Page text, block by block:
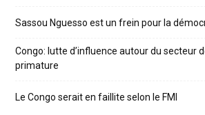
Sassou Nguesso est un frein pour la
Congo: lutte d’influence autour du secteur
primature
Le Congo serait en faillite selon le FMI